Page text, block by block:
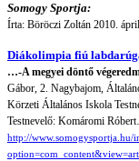
Somogy Sportja:
Írta: Böröczi Zoltán 2010.
Diákolimpia fiú
…-A megyei döntő
Gábor, 2. Nagybajom,
Körzeti Általános Iskola
Testnevelő: Komáromi
http://www.somogysportja.hu/